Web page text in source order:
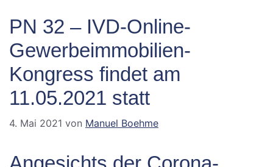
PN 32 – IVD-Online-
Gewerbeimmobilien-
Kongress findet am
11.05.2021 statt
4. Mai 2021 von Manuel Boehme